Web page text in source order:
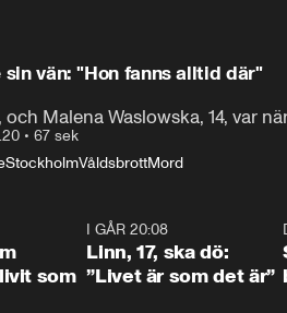
sin vän: "Hon fanns alltid där"
och Malena Waslowska, 14, var
• 67 sek
StockholmVåldsbrottMord
som
I GÅR 20:08
Linn, 17, ska dö:
”Livet är som det är”